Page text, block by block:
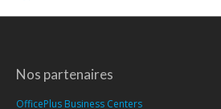
Nos partenaires
OfficePlus Business Centers